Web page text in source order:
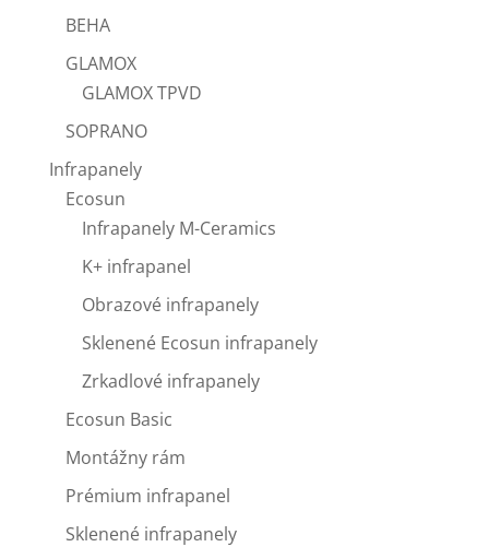
BEHA
GLAMOX
GLAMOX TPVD
SOPRANO
Infrapanely
Ecosun
Infrapanely M-Ceramics
K+ infrapanel
Obrazové infrapanely
Sklenené Ecosun infrapanely
Zrkadlové infrapanely
Ecosun Basic
Montážny rám
Prémium infrapanel
Sklenené infrapanely